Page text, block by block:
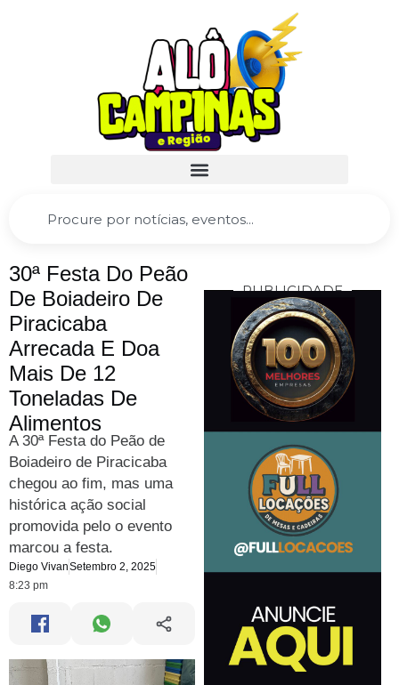
30ª Festa Do Peão
De Boiadeiro De
Piracicaba
Arrecada E Doa
Mais De 12
Toneladas De
Alimentos
A 30ª Festa do Peão de
Boiadeiro de Piracicaba
chegou ao fim, mas uma
histórica ação social
promovida pelo o evento
marcou a festa.
Diego VivanSetembro 2, 2025
8:23 pm
PUBLICIDADE